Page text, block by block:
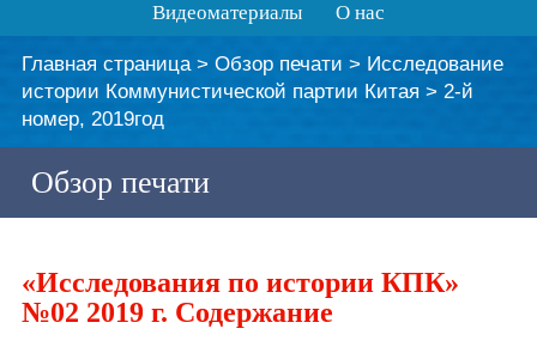
Видеоматериалы
О нас
Главная страница> Обзор печати > Исследование
истории Коммунистической партии Китая > 2-й
номер, 2019год
Обзор печати
«Исследования по истории КПК»
№02 2019 г. Содержание